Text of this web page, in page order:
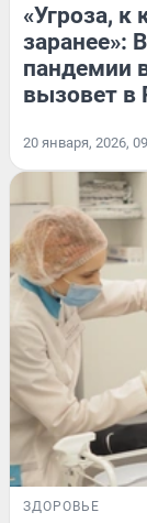
«Угроза, к
заранее»:
пандемии
вызовет в
20 января, 2026,
ЗДОРОВЬЕ